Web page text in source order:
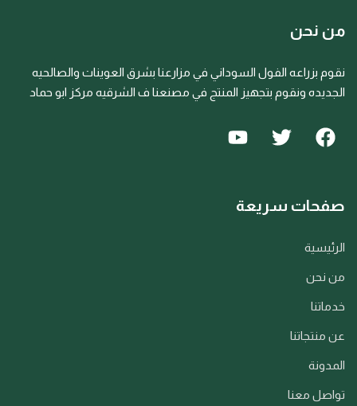
من نحن
نقوم بزراعه الفول السوداني في مزارعنا بشرق العوينات والصالحيه
الجديده ونقوم بتجهيز المنتج في مصنعنا ف الشرقيه مركز ابو حماد
صفحات سريعة
الرئيسية
من نحن
خدماتنا
عن منتجاتنا
المدونة
تواصل معنا